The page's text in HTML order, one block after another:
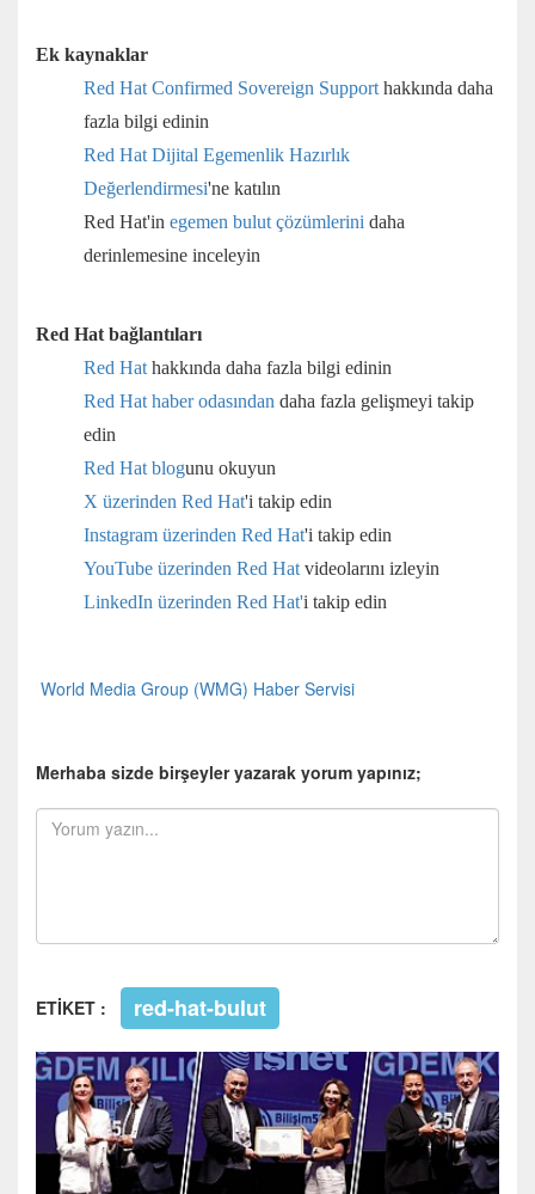
Ek kaynaklar
Red Hat Confirmed Sovereign Support hakkında daha
fazla bilgi edinin
Red Hat Dijital Egemenlik Hazırlık
Değerlendirmesi'ne katılın
Red Hat'in egemen bulut çözümlerini daha
derinlemesine inceleyin
Red Hat bağlantıları
Red Hat hakkında daha fazla bilgi edinin
Red Hat haber odasından daha fazla gelişmeyi takip
edin
Red Hat blogunu okuyun
X üzerinden Red Hat'i takip edin
Instagram üzerinden Red Hat'i takip edin
YouTube üzerinden Red Hat videolarını izleyin
LinkedIn üzerinden Red Hat'i takip edin
World Media Group (WMG) Haber Servisi
Merhaba sizde birşeyler yazarak yorum yapınız;
ETİKET : red-hat-bulut